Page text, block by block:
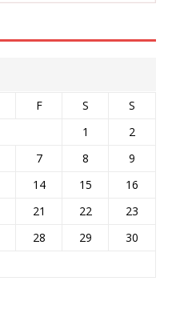
F S
S
1
2
7 8
9
14 15
16
21 22
23
28 29
30